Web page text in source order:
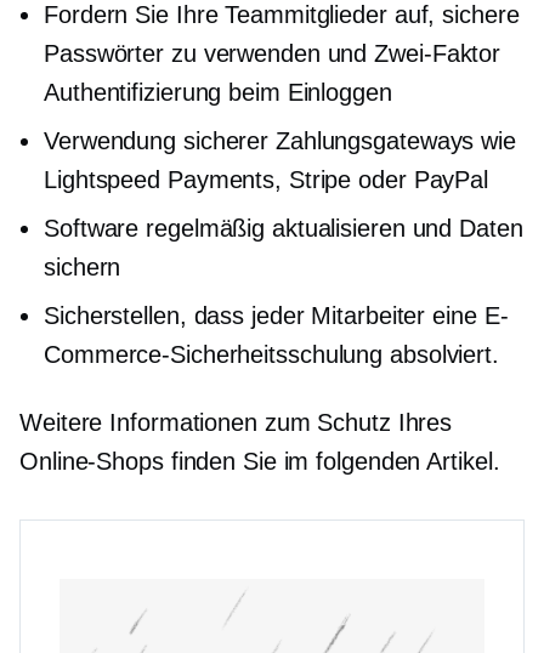
Fordern Sie Ihre Teammitglieder auf, sichere
Passwörter zu verwenden undZwei-Faktor
Authentifizierung beim Einloggen
Verwendung sicherer Zahlungsgateways wie
Lightspeed Payments, Stripe oder PayPal
Software regelmäßig aktualisieren und Daten
sichern
Sicherstellen, dass jeder Mitarbeiter eine E-
Commerce-Sicherheitsschulung absolviert.
Weitere Informationen zum Schutz Ihres
Online-Shops finden Sie im folgenden Artikel.